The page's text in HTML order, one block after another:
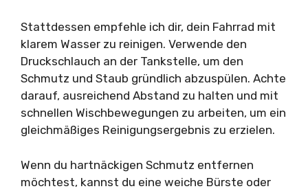
Stattdessen empfehle ich dir, dein Fahrrad mit
klarem Wasser zu reinigen. Verwende den
Druckschlauch an der Tankstelle, um den
Schmutz und Staub gründlich abzuspülen. Achte
darauf, ausreichend Abstand zu halten und mit
schnellen Wischbewegungen zu arbeiten, um ein
gleichmäßiges Reinigungsergebnis zu erzielen.
Wenn du hartnäckigen Schmutz entfernen
möchtest, kannst du eine weiche Bürste oder